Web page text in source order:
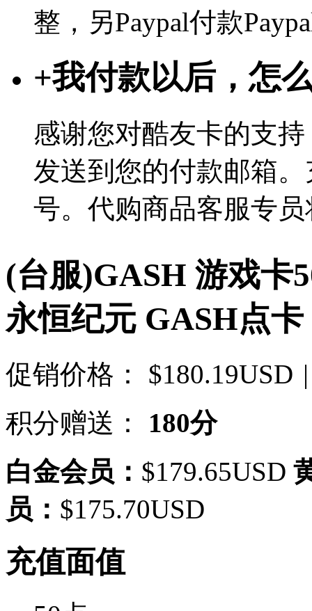
整，另Paypal付款
+我付款以后，怎
感谢您对酷友卡的支
发送到您的付款邮箱
号。代购商品客服专
(台服)GASH 游戏卡
永恒纪元 GASH点卡
促销价格： $180.19USD
积分赠送：
180分
白金会员： $179.65USD
员： $175.70USD
充值面值